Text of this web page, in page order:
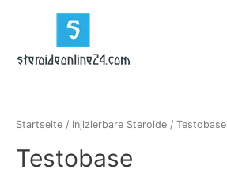
Startseite / Injizierbare Steroide / Testobase
Testobase